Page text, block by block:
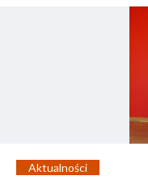
Aktualności